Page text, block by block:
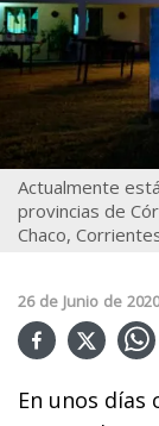
Actualmente
provincias de
Chaco,
26 de Junio de 2020
En unos